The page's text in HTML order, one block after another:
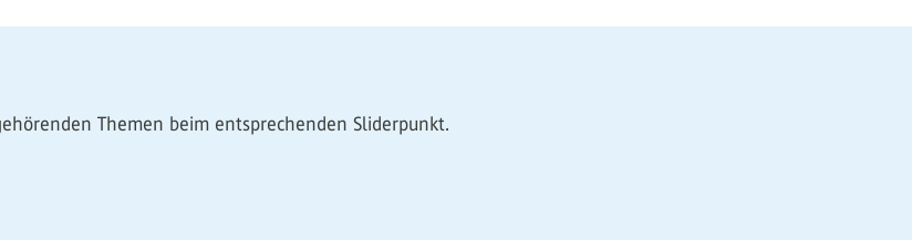
Themen beim entsprechenden Sliderpunkt.